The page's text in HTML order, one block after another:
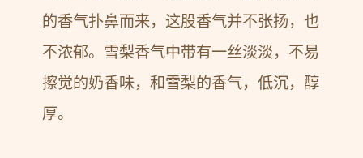
的香气扑鼻而来，这股香气并不张扬，也
不浓郁。雪梨香气中带有一丝淡淡，不易
擦觉的奶香味，和雪梨的香气，低沉，醇
厚。